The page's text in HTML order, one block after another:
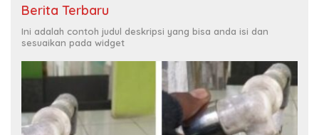
Berita Terbaru
Ini adalah contoh judul deskripsi yang bisa anda isi dan
sesuaikan pada widget